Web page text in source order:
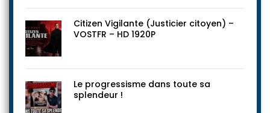
Citizen Vigilante (Justicier citoyen) –
VOSTFR – HD 1920P
Le progressisme dans toute sa
splendeur !